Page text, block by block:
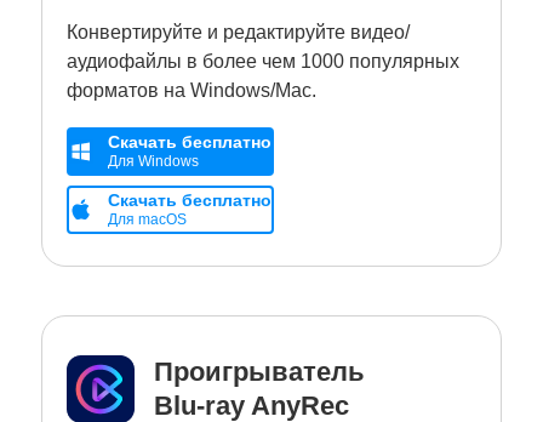
Конвертируйте и редактируйте видео/
аудиофайлы в более чем 1000 популярных
форматов на Windows/Mac.
Скачать бесплатно
Для Windows
Скачать бесплатно
Для macOS
Проигрыватель
Blu-ray AnyRec